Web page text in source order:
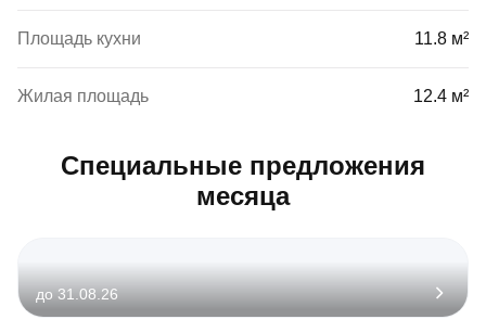
Площадь кухни 11.8 м²
Жилая площадь 12.4 м²
Специальные предложения
месяца
до 31.08.26